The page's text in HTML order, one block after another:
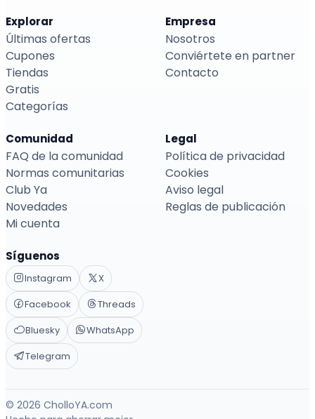
Explorar
Últimas ofertas
Cupones
Tiendas
Gratis
Categorías
Empresa
Nosotros
Conviértete en partner
Contacto
Comunidad
FAQ de la comunidad
Normas comunitarias
Club Ya
Novedades
Mi cuenta
Legal
Política de privacidad
Cookies
Aviso legal
Reglas de publicación
Síguenos
Instagram
X
Facebook
Threads
Bluesky
WhatsApp
Telegram
© 2026 CholloYA.com